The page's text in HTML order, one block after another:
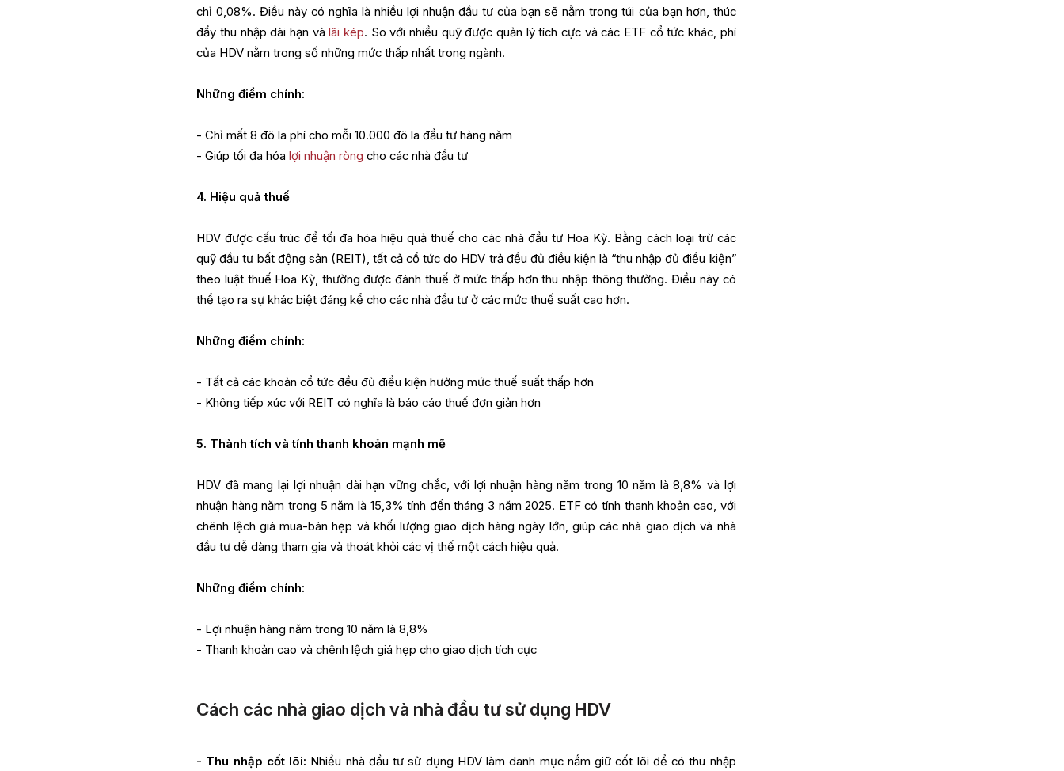
chỉ 0,08%. Điều này có nghĩa là nhiều lợi nhuận đầu tư của bạn sẽ nằm trong túi của bạn hơn, thúc
đẩy thu nhập dài hạn và lãi kép. So với nhiều quỹ được quản lý tích cực và các ETF cổ tức khác, phí
của HDV nằm trong số những mức thấp nhất trong ngành.
Những điểm chính:
- Chỉ mất 8 đô la phí cho mỗi 10.000 đô la đầu tư hàng năm
- Giúp tối đa hóa lợi nhuận ròng cho các nhà đầu tư
4. Hiệu quả thuế
HDV được cấu trúc để tối đa hóa hiệu quả thuế cho các nhà đầu tư Hoa Kỳ. Bằng cách loại trừ các
quỹ đầu tư bất động sản (REIT), tất cả cổ tức do HDV trả đều đủ điều kiện là “thu nhập đủ điều kiện”
theo luật thuế Hoa Kỳ, thường được đánh thuế ở mức thấp hơn thu nhập thông thường. Điều này có
thể tạo ra sự khác biệt đáng kể cho các nhà đầu tư ở các mức thuế suất cao hơn.
Những điểm chính:
- Tất cả các khoản cổ tức đều đủ điều kiện hưởng mức thuế suất thấp hơn
- Không tiếp xúc với REIT có nghĩa là báo cáo thuế đơn giản hơn
5. Thành tích và tính thanh khoản mạnh mẽ
HDV đã mang lại lợi nhuận dài hạn vững chắc, với lợi nhuận hàng năm trong 10 năm là 8,8% và lợi
nhuận hàng năm trong 5 năm là 15,3% tính đến tháng 3 năm 2025. ETF có tính thanh khoản cao, với
chênh lệch giá mua-bán hẹp và khối lượng giao dịch hàng ngày lớn, giúp các nhà giao dịch và nhà
đầu tư dễ dàng tham gia và thoát khỏi các vị thế một cách hiệu quả.
Những điểm chính:
- Lợi nhuận hàng năm trong 10 năm là 8,8%
- Thanh khoản cao và chênh lệch giá hẹp cho giao dịch tích cực
Cách các nhà giao dịch và nhà đầu tư sử dụng HDV
- Thu nhập cốt lõi: Nhiều nhà đầu tư sử dụng HDV làm danh mục nắm giữ cốt lõi để có thu nhập